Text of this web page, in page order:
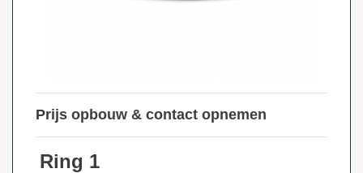
Prijs opbouw & contact opnemen
Ring 1